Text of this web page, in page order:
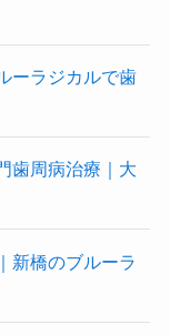
ーラジカルで歯
歯周病治療｜大
新橋のブルーラ